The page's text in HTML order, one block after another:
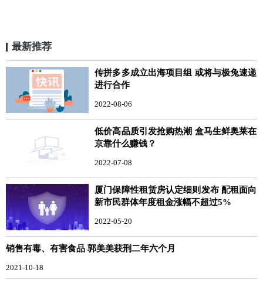
最新推荐
传拼多多成立出海项目组 或将与极兔速递
进行合作
2022-08-06
低价高品质引发抢购热潮 盒马生鲜奥莱在
京靠什么赚钱？
2022-07-08
厦门保障性租赁房认定细则发布 配租面向
新市民群体年度租金涨幅不超过5%
2022-05-20
销售有毒、有害食品 郭美美获刑二年六个月
2021-10-18